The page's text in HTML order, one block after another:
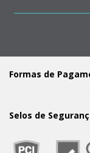
Formas de
Selos de